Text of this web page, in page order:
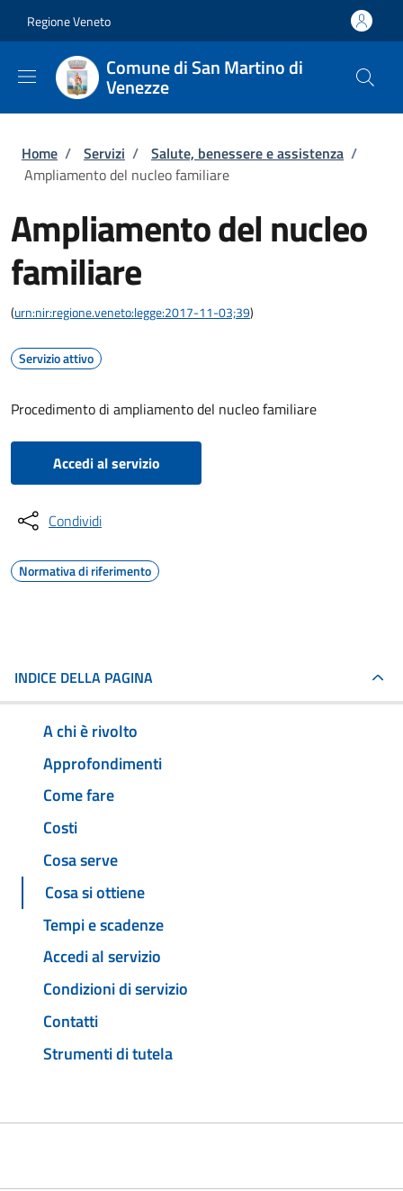
Regione Veneto
Comune di San Martino di
Venezze
Briciole di pane
Home / Servizi / Salute, benessere e assistenza /
Ampliamento del nucleo familiare
Ampliamento del nucleo
familiare
(urn:nir:regione.veneto:legge:2017-11-03;39)
Servizio attivo
Procedimento di ampliamento del nucleo familiare
Accedi al servizio
Condividi
Normativa di riferimento
INDICE DELLA PAGINA
A chi è rivolto
Approfondimenti
Come fare
Costi
Cosa serve
Cosa si ottiene
Tempi e scadenze
Accedi al servizio
Condizioni di servizio
Contatti
Strumenti di tutela